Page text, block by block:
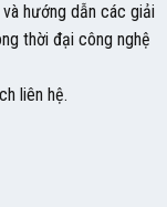
hướng dẫn các giải
thời đại công nghệ
liên hệ.